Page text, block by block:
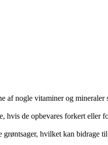
af nogle vitaminer og
hvis de opbevares forkert eller
grøntsager, hvilket kan bidrage